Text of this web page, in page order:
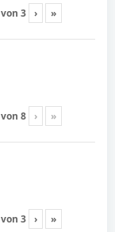
von 3 › »
von 8 › »
von 3 › »